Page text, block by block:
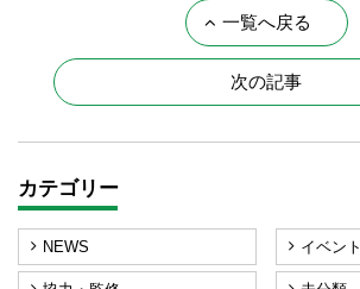
一覧へ戻る
次の記事
カテゴリー
NEWS イベント